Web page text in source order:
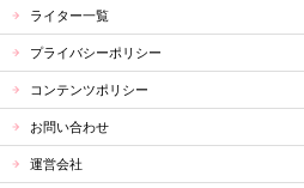
ライター一覧
プライバシーポリシー
コンテンツポリシー
お問い合わせ
運営会社